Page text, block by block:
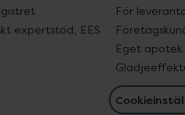
expertstöd, EES
För
Eget apotek